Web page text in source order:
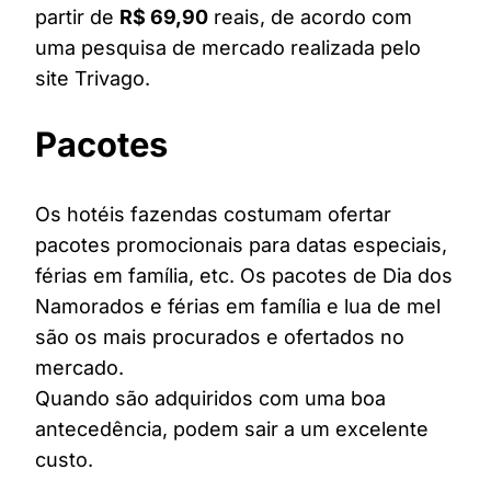
partir de R$ 69,90 reais, de acordo com
uma pesquisa de mercado realizada pelo
site Trivago.
Pacotes
Os hotéis fazendas costumam ofertar
pacotes promocionais para datas especiais,
férias em família, etc. Os pacotes de Dia dos
Namorados e férias em família e lua de mel
são os mais procurados e ofertados no
mercado.
Quando são adquiridos com uma boa
antecedência, podem sair a um excelente
custo.